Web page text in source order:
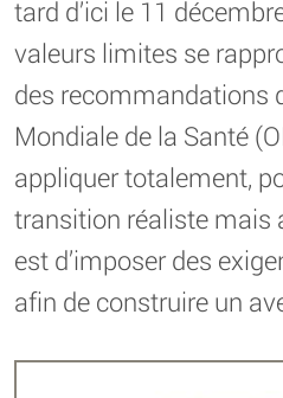
tard d’ici le 11
valeurs limites se
des recommandations
Mondiale de la Santé
appliquer totalement,
transition réaliste mais
est d’imposer des
afin de construire un